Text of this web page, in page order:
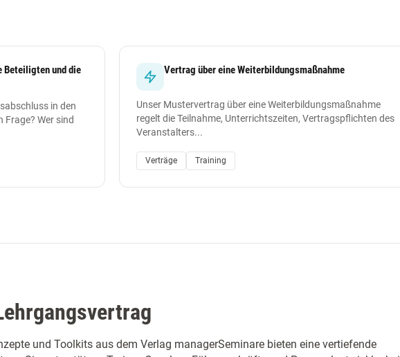
Beteiligten und die
in den
Frage? Wer sind
Vertrag über eine Weiterbildungsmaßnahme
Unser Mustervertrag über eine Weiterbildungsmaßnahme
regelt die Teilnahme, Unterrichtszeiten, Vertragspflichten des
Veranstalters...
Verträge Training
und Toolkits aus dem Verlag managerSeminare bieten eine vertiefende